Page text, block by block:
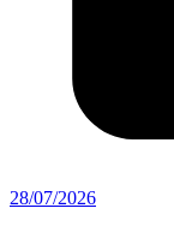
28/07/2026